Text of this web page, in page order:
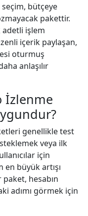
bütçeye
pakettir.
adetli işlem
içerik paylaşan,
oturmuş
anlaşılır
İzlenme
genellikle test
veya ilk
için
büyük artışı
hesabın
adımı görmek için